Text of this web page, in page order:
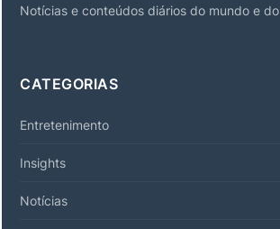
Notícias e conteúdos diários do mundo e
CATEGORIAS
Entretenimento
Insights
Notícias